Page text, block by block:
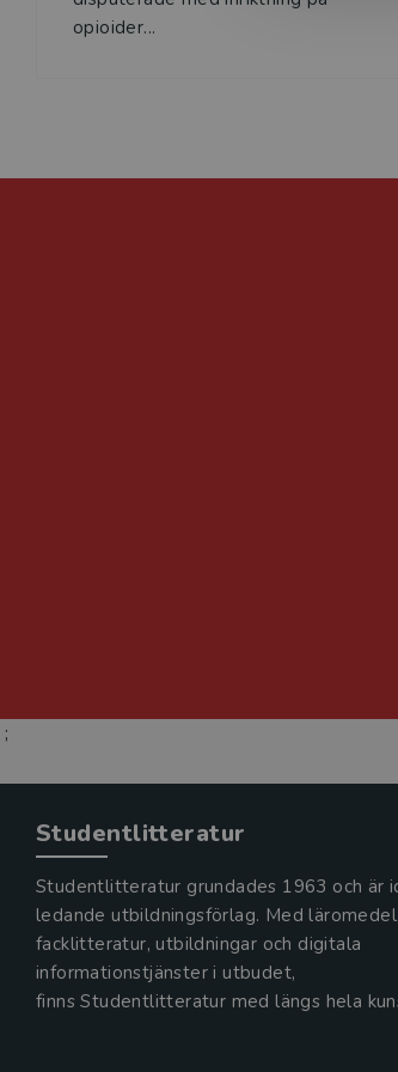
opioider...
;
Studentlitteratur
Studentlitteratur grundades 1963 och är
ledande utbildningsförlag. Med
facklitteratur, utbildningar och digitala
informationstjänster i utbudet,
finns Studentlitteratur med längs hela